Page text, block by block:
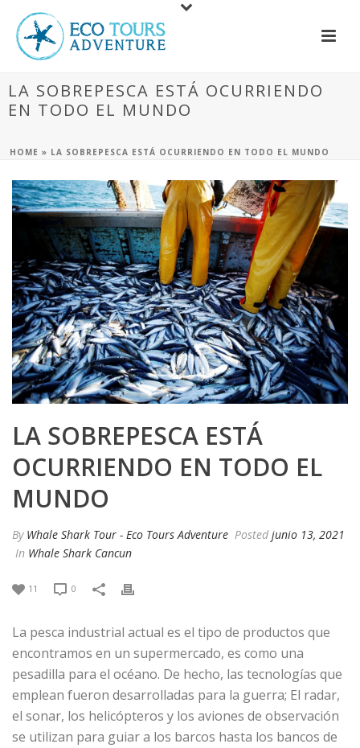
LA SOBREPESCA ESTÁ OCURRIENDO
EN TODO EL MUNDO
HOME » LA SOBREPESCA ESTÁ OCURRIENDO EN TODO EL MUNDO
LA SOBREPESCA ESTÁ
OCURRIENDO EN TODO EL
MUNDO
By Whale Shark Tour - Eco Tours Adventure Posted junio 13, 2021
In Whale Shark Cancun
11 0
La pesca industrial actual es el tipo de productos que
encontramos en un supermercado, es como una
pesadilla para el océano. De hecho, las tecnologías que
emplean fueron desarrolladas para la guerra; El radar,
el sonar, los helicópteros y los aviones de observación
se utilizan para guiar a los barcos hasta los bancos de